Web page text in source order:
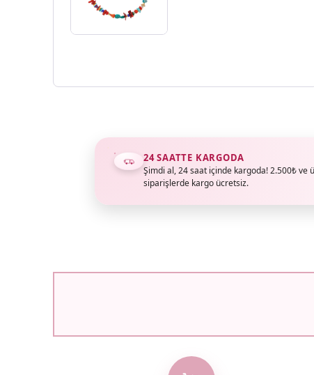
24 SAATTE KARGODA
Şimdi al, 24 saat içinde kargoda! 2.500₺ ve
siparişlerde kargo ücretsiz.